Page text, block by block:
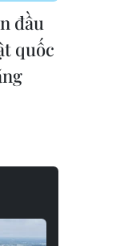
đầu
quốc